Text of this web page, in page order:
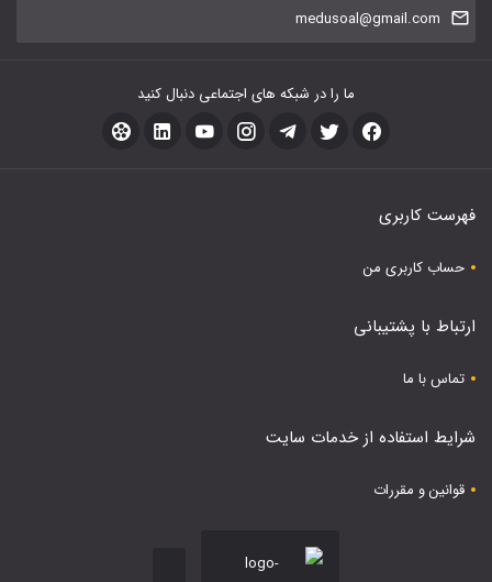
medusoal@gmail.com
ما را در شبکه های اجتماعی دنبال کنید
فهرست کاربری
حساب کاربری من
ارتباط با پشتیبانی
تماس با ما
شرایط استفاده از خدمات سایت
قوانین و مقررات